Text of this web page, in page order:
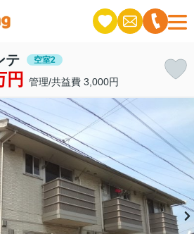
テ 空室2
円 管理/共益費 3,000円